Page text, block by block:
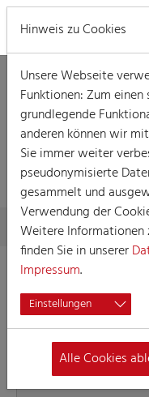
Skip to main content
You are here:
Home Detaillierte
Hinweis zu Cookies
Unsere Webseite
Funktionen: Zum
grundlegende
anderen können wir
Sie immer weiter
pseudonymisierte
gesammelt und
Verwendung der
Weitere Informationen
finden Sie in unserer
Impressum.
Einstellungen
Alle Cookies